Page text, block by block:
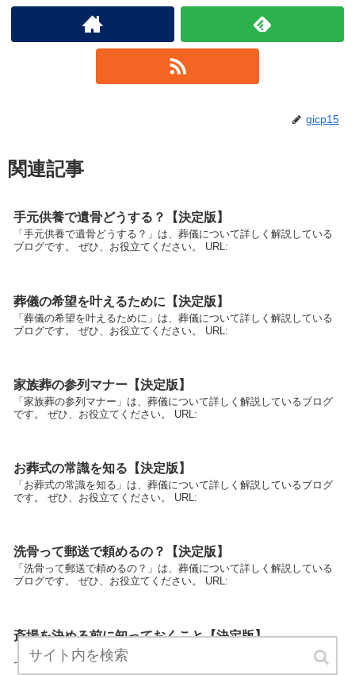
gicp15
関連記事
手元供養で遺骨どうする？【決定版】
「手元供養で遺骨どうする？」は、葬儀について詳しく解説している
ブログです。 ぜひ、お役立てください。 URL:
葬儀の希望を叶えるために【決定版】
「葬儀の希望を叶えるために」は、葬儀について詳しく解説している
ブログです。 ぜひ、お役立てください。 URL:
家族葬の参列マナー【決定版】
「家族葬の参列マナー」は、葬儀について詳しく解説しているブログ
です。 ぜひ、お役立てください。 URL:
お葬式の常識を知る【決定版】
「お葬式の常識を知る」は、葬儀について詳しく解説しているブログ
です。 ぜひ、お役立てください。 URL:
洗骨って郵送で頼めるの？【決定版】
「洗骨って郵送で頼めるの？」は、葬儀について詳しく解説している
ブログです。 ぜひ、お役立てください。 URL:
斎場を決める前に知っておくこと【決定版】
「斎場を決める前に知っておくこと」は、葬儀について詳しく解説し
ているブログです。 ぜひ、お役立てください。 URL: